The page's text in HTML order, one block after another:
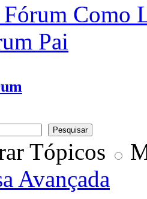
Como
Pai
Tópicos
Avançada